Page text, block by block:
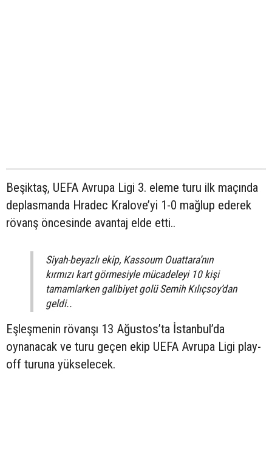
Beşiktaş, UEFA Avrupa Ligi 3. eleme turu ilk maçında
deplasmanda Hradec Kralove’yi 1-0 mağlup ederek
rövanş öncesinde avantaj elde etti..
Siyah-beyazlı ekip, Kassoum Ouattara’nın
kırmızı kart görmesiyle mücadeleyi 10 kişi
tamamlarken galibiyet golü Semih Kılıçsoy’dan
geldi..
Eşleşmenin rövanşı 13 Ağustos’ta İstanbul’da
oynanacak ve turu geçen ekip UEFA Avrupa Ligi play-
off turuna yükselecek.